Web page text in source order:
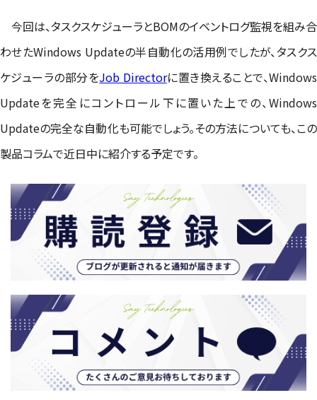
今回は、タスクスケジューラとBOMのイベントログ監視を組み合
わせたWindows Updateの半自動化の活用例でしたが、タスクス
ケジューラの部分をJob Directorに置き換えることで、Windows
Updateを完全にコントロール下に置いた上での、Windows
Updateの完全な自動化も可能でしょう。その方法についても、この
製品コラムで近日中に紹介する予定です。